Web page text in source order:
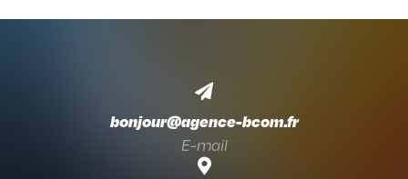

bonjour@agence-bcom.fr
E-mail
